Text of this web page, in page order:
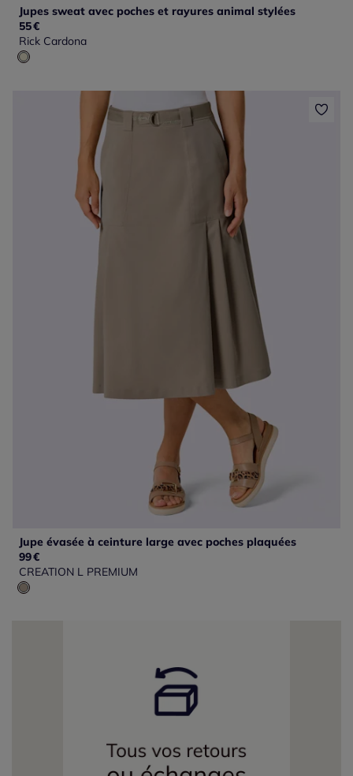
Jupes sweat avec poches et rayures animal stylées
55€
Rick Cardona
Jupe évasée à ceinture large avec poches plaquées
99€
CREATION L PREMIUM